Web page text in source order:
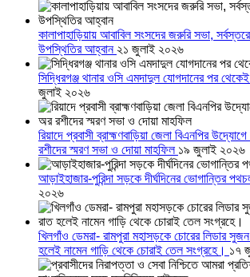
কালাপাহাড়িয়ায় আবাবিল সংসদের জরুরি সভা,
উপস্থিতির আহ্বান ২১ জুলাই ২০২৬
সিদ্ধিরগঞ্জ থানার ওসি এমদাদুল যোগদানের পর থেকেই
জুলাই ২০২৬
রিয়াদে প্রবাসী ব্রাহ্মণবাড়িয়া জেলা বিএনপির
রশীদের স্মরণ সভা ও দোয়া মাহফিল ১৯ জুলাই ২০২৬
আড়াইহাজার-পুরিন্দা সড়কে দীর্ঘদিনের ভোগান্তির
২০২৬
খিলগাঁও ডেমরা- রামপুরা মহাসড়কে চোরের লিডার
হলেই নামেন গাড়ি থেকে চোরাই তেল সংগ্রহে। ১৭